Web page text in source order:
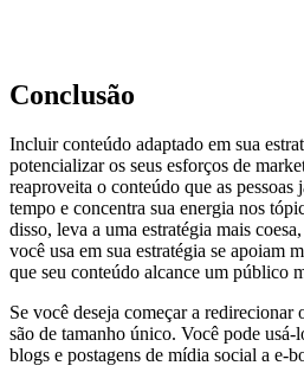
Conclusão
Incluir conteúdo adaptado em sua
potencializar os seus esforços de
reaproveita o conteúdo que as
tempo e concentra sua energia nos
disso, leva a uma estratégia mais
você usa em sua estratégia se apoiam
que seu conteúdo alcance um público
Se você deseja começar a
são de tamanho único. Você pode usá-
blogs e postagens de mídia social a e-